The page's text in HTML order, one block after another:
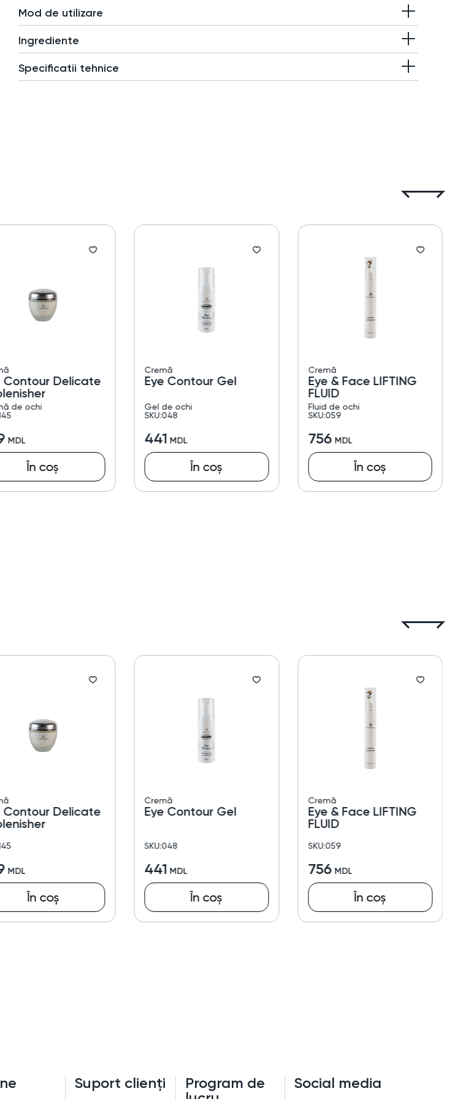
Mod de utilizare
Ingrediente
Specificatii tehnice
Contour Delicate
de ochi
În coș
Cremă
Eye Contour Gel
Gel de ochi
SKU:048
441
În coș
Cremă
Eye & Face LIFTING
FLUID
Fluid de ochi
SKU:059
756
În coș
Contour Delicate
În coș
Cremă
Eye Contour Gel
SKU:048
441
În coș
Cremă
Eye & Face LIFTING
FLUID
SKU:059
756
În coș
Suport clienți
Program de
Social media